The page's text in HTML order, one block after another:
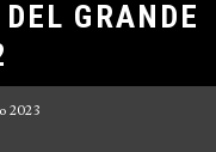
GRANDE
2023